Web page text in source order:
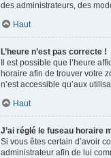
des administrateurs, des
Haut
L’heure n’est pas correcte !
Il est possible que l’heure
horaire afin de trouver votre
n’est accessible qu’aux
Haut
J’ai réglé le fuseau horaire
Si vous êtes certain d’avoir
administrateur afin de lui